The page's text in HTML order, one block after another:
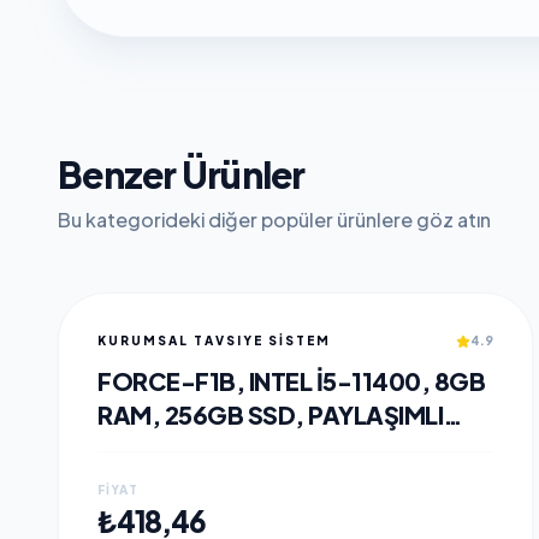
Benzer Ürünler
Bu kategorideki diğer popüler ürünlere göz atın
KURUMSAL TAVSIYE SİSTEM 4.9
FORCE-F1B, INTEL I5-11400, 8GB
RAM, 256GB SSD, PAYLAŞIMLI
(MONTAJ YAPILMAMAKTADIR)
FIYAT
₺418,46